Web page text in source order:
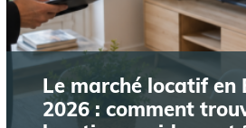
Le marché locatif en
2026 : comment